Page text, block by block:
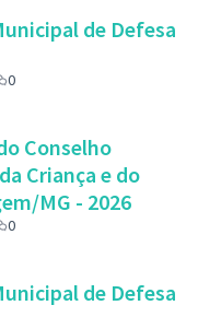
de Defesa
0
Conselho
Criança e do
MG - 2026
0
de Defesa